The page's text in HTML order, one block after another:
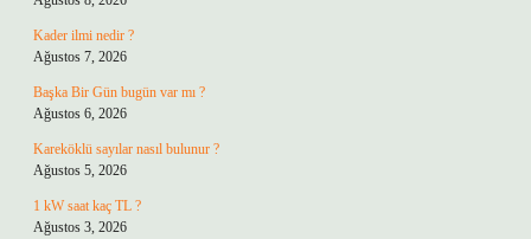
Kader ilmi nedir ?
Ağustos 7, 2026
Başka Bir Gün bugün var mı ?
Ağustos 6, 2026
Kareköklü sayılar nasıl bulunur ?
Ağustos 5, 2026
1 kW saat kaç TL ?
Ağustos 3, 2026